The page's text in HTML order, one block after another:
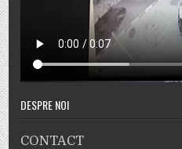
DESPRE NOI
CONTACT